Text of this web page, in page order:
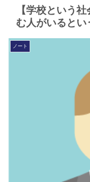
【学校という
む人がいるとい
ノート